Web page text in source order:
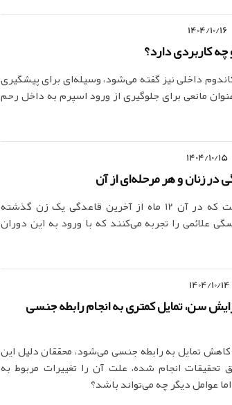
1404/10/16
کاربردی دارد؟
داخلی نیز گفته می‌شود، وسیله‌ای برای پیشگیری
مانعی برای جلوگیری از ورود اسپرم به داخل رحم
1404/10/15
در زنان و هر مرحله‌ای از آن
یائسگی نقطه زمانی است که در آن 12 ماه از آخرین قاعدگی یک زن گذشته
علائمی را تجربه می‌کنند که با ورود به این دوران
1404/10/14
سن، تمایل کمتری به انجام رابطه جنسی
تمایل به رابطه جنسی می‌شود، محققان دلیل این
تحقیقات انجام شده، علت آن را تغییرات مربوط به
عوامل دیگر چه می‌تواند باشد؟